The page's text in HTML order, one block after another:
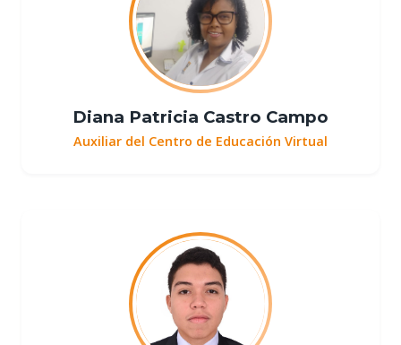
Diana Patricia Castro Campo
Auxiliar del Centro de Educación Virtual